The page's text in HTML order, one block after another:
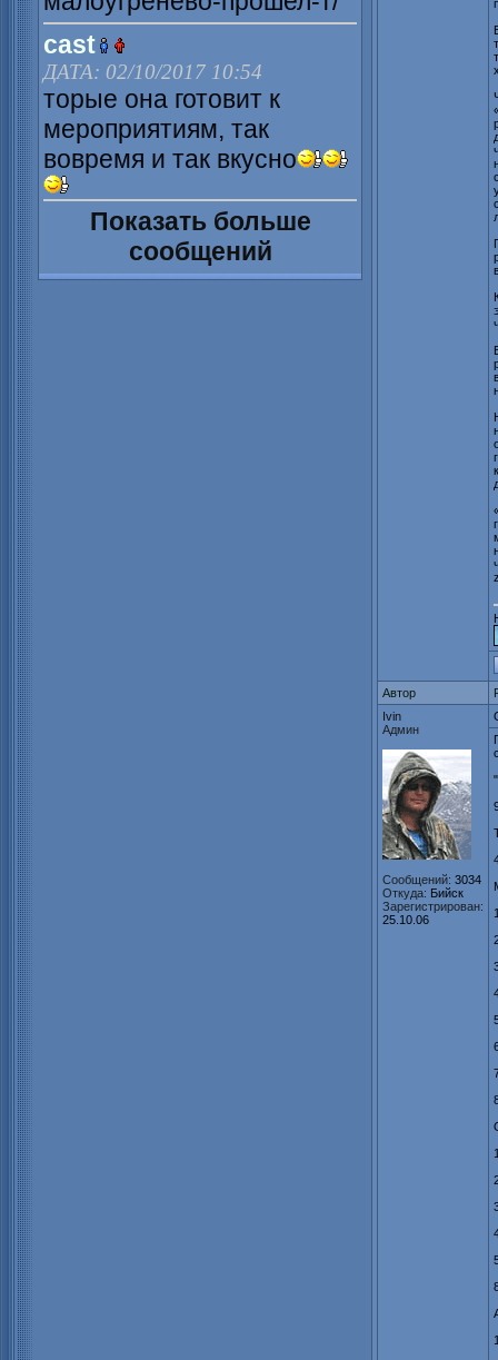
cast
ДАТА: 02/10/2017 10:54
торые она готовит к
мероприятиям, так
вовремя и так вкусно
Показать больше
сообщений
Автор
Ivin
Админ
Сообщений: 3034
Откуда: Бийск
Зарегистрирован:
25.10.06